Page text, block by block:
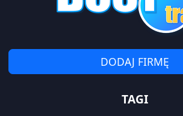
DODAJ FIRMĘ
TAGI